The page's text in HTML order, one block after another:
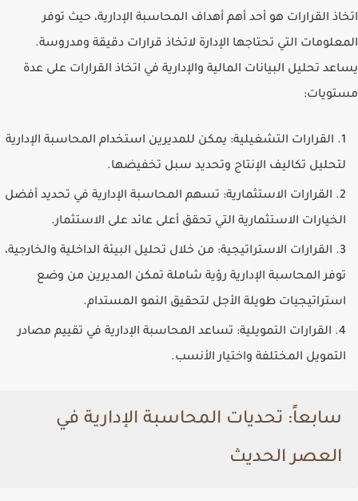
اتخاذ القرارات هو أحد أهم أهداف المحاسبة الإدارية، حيث توفر
المعلومات التي تحتاجها الإدارة لاتخاذ قرارات دقيقة ومدروسة.
يساعد تحليل البيانات المالية والإدارية في اتخاذ القرارات على عدة
مستويات:
القرارات التشغيلية: يمكن للمديرين استخدام المحاسبة الإدارية
لتحليل تكاليف الإنتاج وتحديد سبل تخفيضها.
القرارات الاستثمارية: تسهم المحاسبة الإدارية في تحديد أفضل
الخيارات الاستثمارية التي تحقق أعلى عائد على الاستثمار.
القرارات الاستراتيجية: من خلال تحليل البيئة الداخلية والخارجية،
توفر المحاسبة الإدارية رؤية شاملة تمكن المديرين من وضع
استراتيجيات طويلة الأجل لتحقيق النمو المستدام.
القرارات التمويلية: تساعد المحاسبة الإدارية في تقييم مصادر
التمويل المختلفة واختيار الأنسب.
سابعاً: تحديات المحاسبة الإدارية في
العصر الحديث